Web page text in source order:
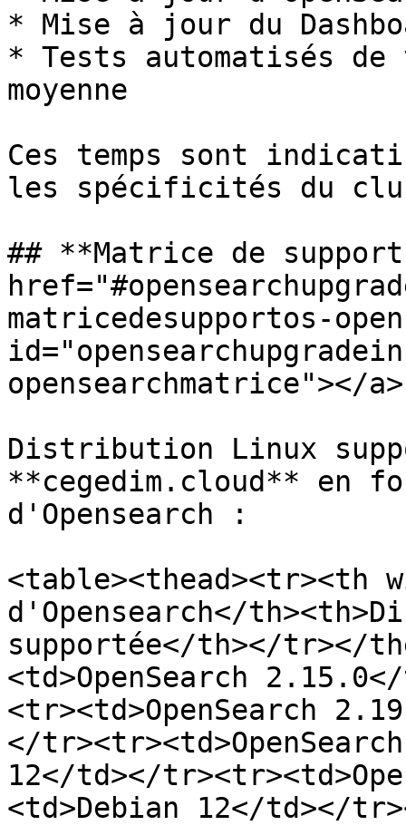
* Mise à jour du
* Tests automatisés
moyenne
Ces temps sont
les spécificités du
## **Matrice de support
matricedesupportos-
opensearchmatrice"></a>
Distribution Linux
**cegedim.cloud** en
d'Opensearch :
<table><thead><tr><th
d'Opensearch</
supportée</th></tr></
<td>OpenSearch
<tr><td>OpenSearch
</
12</td></
<td>Debian 12</td></